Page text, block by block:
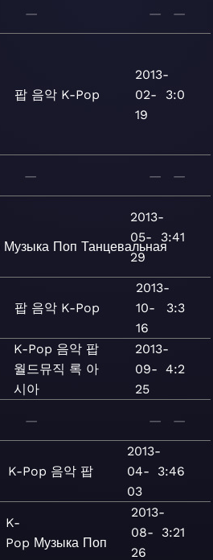
— — —
팝 음악 K-Pop
2013-
02-
19
3:0
— — —
Музыка Поп Танцевальная
2013-
05-
29
3:41
팝 음악 K-Pop
2013-
10-
16
3:3
K-Pop 음악 팝
월드뮤직 록 아
시아
2013-
09-
25
4:2
— — —
K-Pop 음악 팝
2013-
04-
03
3:46
K-
Pop Музыка Поп
2013-
08-
26
3:21